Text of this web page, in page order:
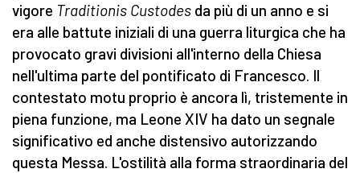
vigore Traditionis Custodes da più di un anno e si
era alle battute iniziali di una guerra liturgica che ha
provocato gravi divisioni all'interno della Chiesa
nell'ultima parte del pontificato di Francesco. Il
contestato motu proprio è ancora lì, tristemente in
piena funzione, ma Leone XIV ha dato un segnale
significativo ed anche distensivo autorizzando
questa Messa. L'ostilità alla forma straordinaria del